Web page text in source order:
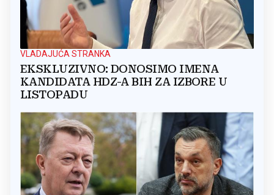
VLADAJUĆA STRANKA
EKSKLUZIVNO: DONOSIMO IMENA
KANDIDATA HDZ-A BIH ZA IZBORE U
LISTOPADU